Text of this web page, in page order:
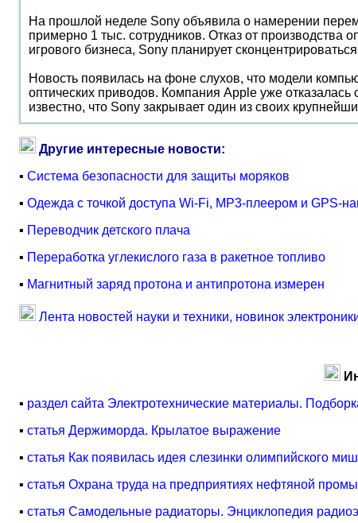
На прошлой неделе Sony объявила о намерении
примерно 1 тыс. сотрудников. Отказ от производства
игрового бизнеса, Sony планирует
Новость появилась на фоне слухов, что модели
оптических приводов. Компания Apple уже
известно, что Sony закрывает один из своих
Другие интересные новости:
▪ Система безопасности для защиты моряков
▪ Одежда с точкой доступа Wi-Fi, MP3-плеером и GPS-
▪ Переводчик детского плача
▪ Переработка углекислого газа в ракетное топливо
▪ Магнитный заряд протона и антипротона измерен
Лента новостей науки и техники, новинок
▪ раздел сайта Электротехнические материалы.
▪ статья Держиморда. Крылатое выражение
▪ статья Как появилась идея слезинки олимпийского
▪ статья Охрана труда на предприятиях нефтяной
▪ статья Самодельные радиаторы. Энциклопедия